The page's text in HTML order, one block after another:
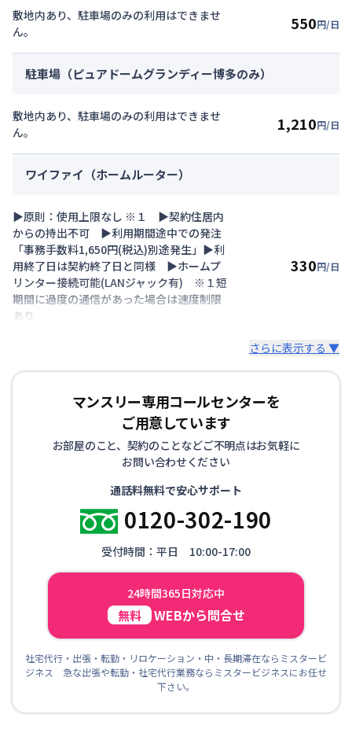
敷地内あり、駐車場のみの利用はできませ
ん。
550円/日
駐車場（ピュアドームグランディー博多のみ）
敷地内あり、駐車場のみの利用はできませ
ん。
1,210円/日
ワイファイ（ホームルーター）
▶原則：使用上限なし ※１ ▶契約住居内
からの持出不可 ▶利用期間途中での発注
「事務手数料1,650円(税込)別途発生」▶利
用終了日は契約終了日と同様 ▶ホームプ
リンター接続可能(LANジャック有) ※１短
期間に過度の通信があった場合は速度制限
あり
330円/日
さらに表示する ▼
マンスリー専用コールセンターを
ご用意しています
お部屋のこと、契約のことなどご不明点はお気軽に
お問い合わせください
通話料無料で安心サポート
0120-302-190
受付時間：平日 10:00-17:00
24時間365日対応中
無料 WEBから問合せ
社宅代行・出張・転勤・リロケーション・中・長期滞在ならミスタービ
ジネス 急な出張や転勤・社宅代行業務ならミスタービジネスにお任せ
下さい。